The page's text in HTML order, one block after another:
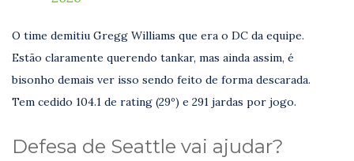
O time demitiu Gregg Williams que era o DC da equipe.
Estão claramente querendo tankar, mas ainda assim, é
bisonho demais ver isso sendo feito de forma descarada.
Tem cedido 104.1 de rating (29º) e 291 jardas por jogo.
Defesa de Seattle vai ajudar?